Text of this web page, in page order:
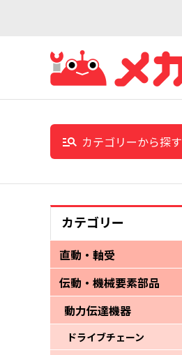
カテゴリーから探す
カテゴリー
直動・軸受
伝動・機械要素部品
動力伝達機器
ドライブチェーン